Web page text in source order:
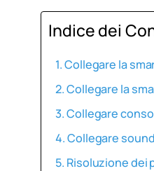
Indice dei
Collegare la
Collegare la
Collegare
Collegare
Risoluzione dei